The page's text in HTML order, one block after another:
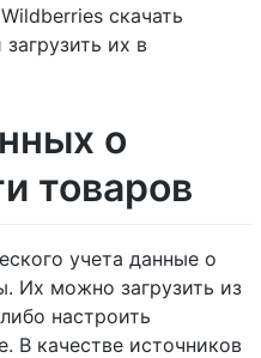
скачать
их в
о
товаров
учета данные о
Их можно загрузить из
настроить
В качестве источников